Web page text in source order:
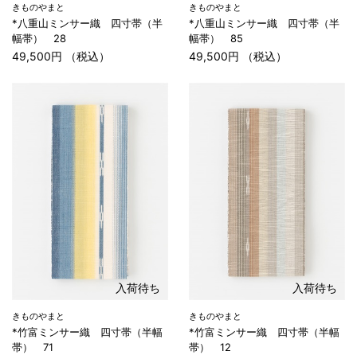
きものやまと
*八重山ミンサー織 四寸帯（半
幅帯） 28
49,500円 （税込）
きものやまと
*八重山ミンサー織 四寸帯（半
幅帯） 85
49,500円 （税込）
入荷待ち
きものやまと
*竹富ミンサー織 四寸帯（半幅
帯） 71
入荷待ち
きものやまと
*竹富ミンサー織 四寸帯（半幅
帯） 12